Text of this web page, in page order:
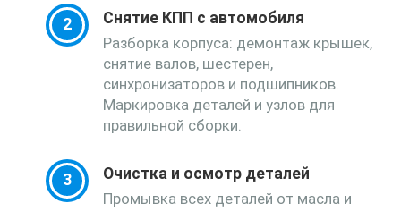
Снятие КПП с автомобиля
Разборка корпуса: демонтаж крышек,
снятие валов, шестерен,
синхронизаторов и подшипников.
Маркировка деталей и узлов для
правильной сборки.
Очистка и осмотр деталей
Промывка всех деталей от масла и